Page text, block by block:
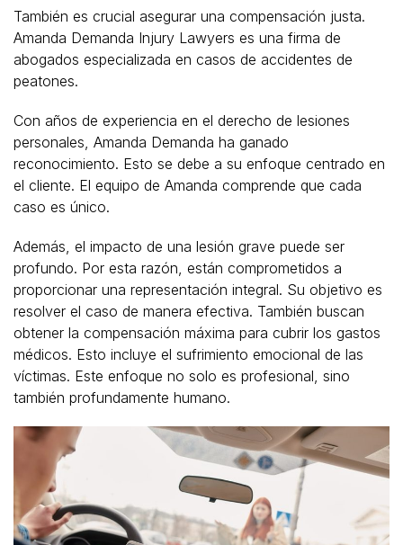
También es crucial asegurar una compensación justa.
Amanda Demanda Injury Lawyers es una firma de
abogados especializada en casos de accidentes de
peatones.
Con años de experiencia en el derecho de lesiones
personales, Amanda Demanda ha ganado
reconocimiento. Esto se debe a su enfoque centrado en
el cliente. El equipo de Amanda comprende que cada
caso es único.
Además, el impacto de una lesión grave puede ser
profundo. Por esta razón, están comprometidos a
proporcionar una representación integral. Su objetivo es
resolver el caso de manera efectiva. También buscan
obtener la compensación máxima para cubrir los gastos
médicos. Esto incluye el sufrimiento emocional de las
víctimas. Este enfoque no solo es profesional, sino
también profundamente humano.